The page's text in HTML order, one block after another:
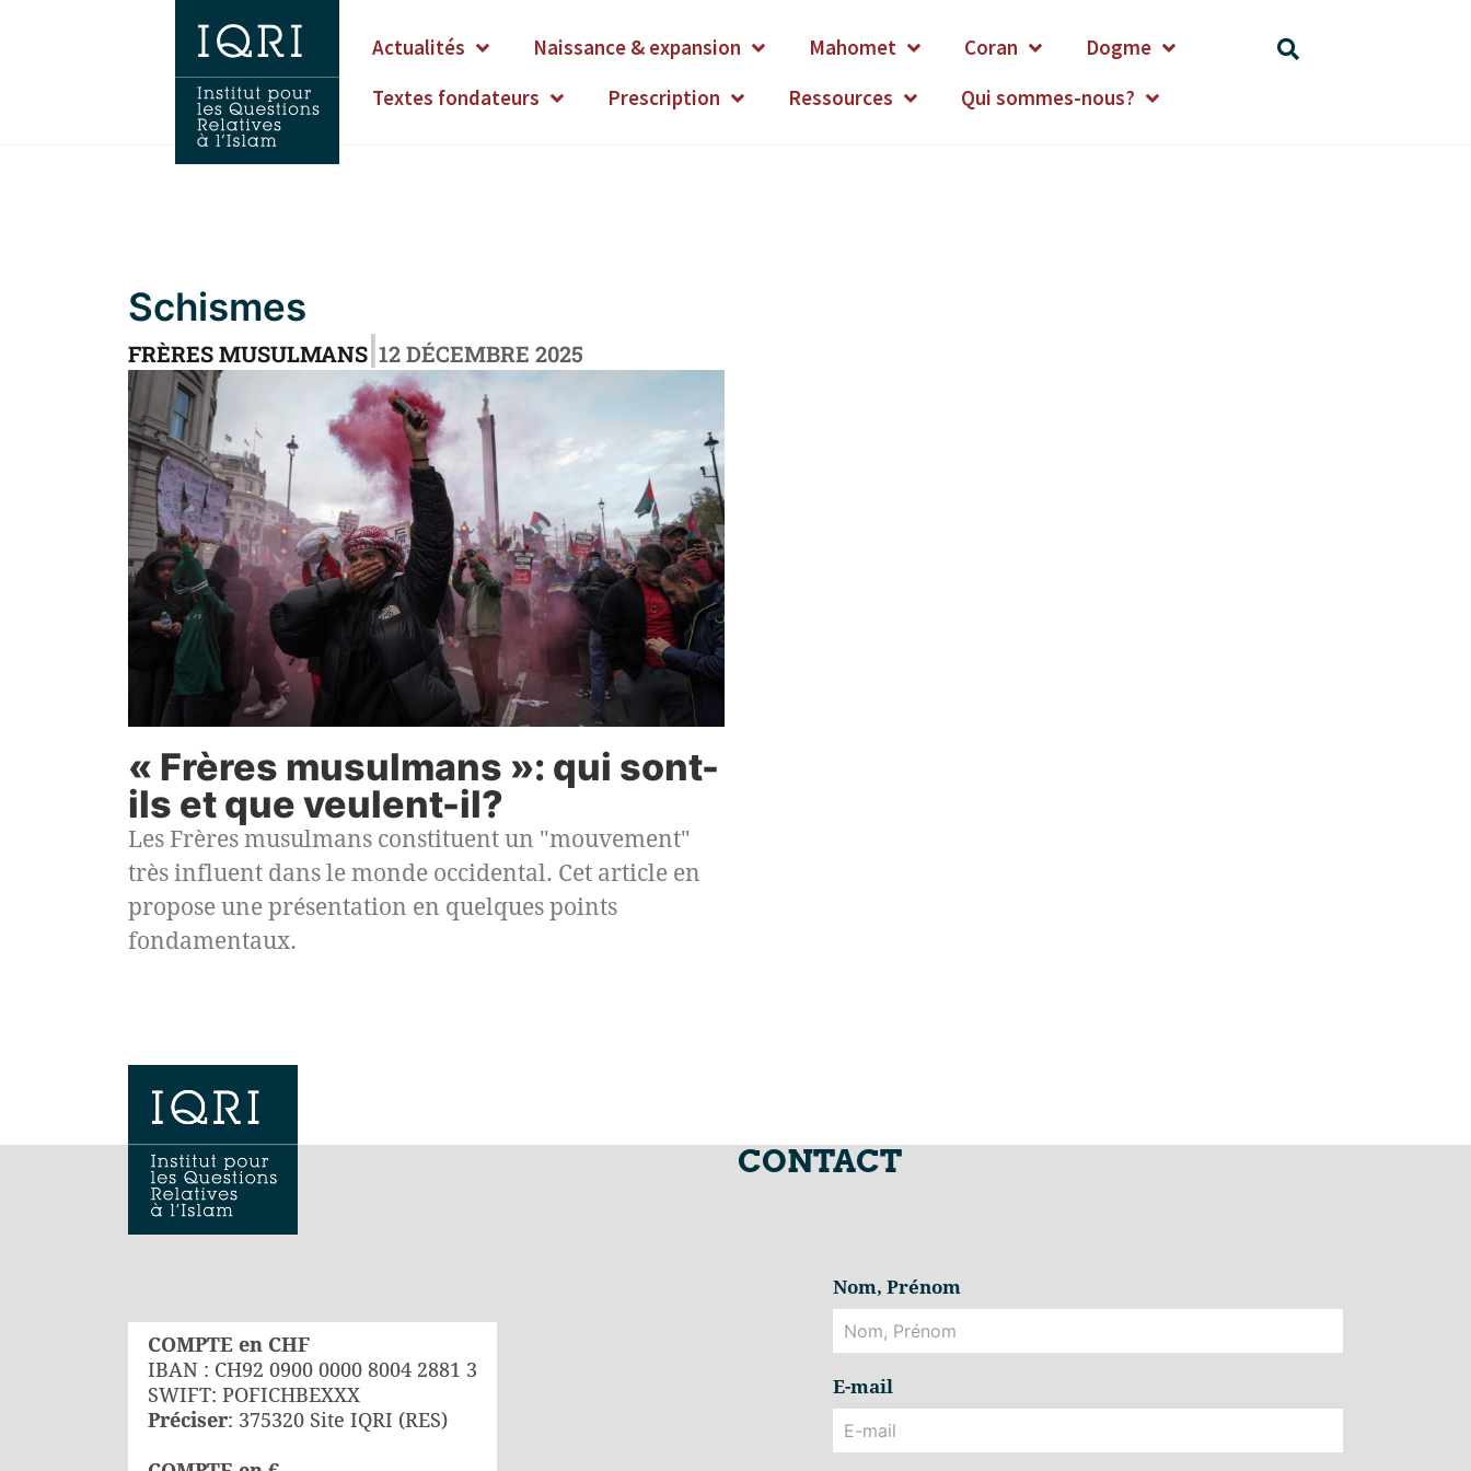
Actualités Naissance & expansion Mahomet Coran
Dogme
Textes fondateurs
Prescription Ressources Qui sommes-nous?
Schismes
FRÈRES MUSULMANS 12 DÉCEMBRE 2025
« Frères musulmans »: qui sont-
ils et que veulent-il?
Les Frères musulmans constituent un "mouvement"
très influent dans le monde occidental. Cet article en
propose une présentation en quelques points
fondamentaux.
CONTACT
COMPTE en CHF
IBAN : CH92 0900 0000 8004 2881 3
SWIFT: POFICHBEXXX
Préciser: 375320 Site IQRI (RES)
Nom, Prénom
E-mail